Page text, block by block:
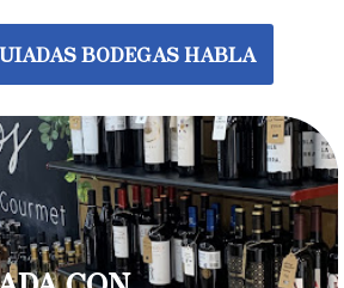
BODEGAS HABLA